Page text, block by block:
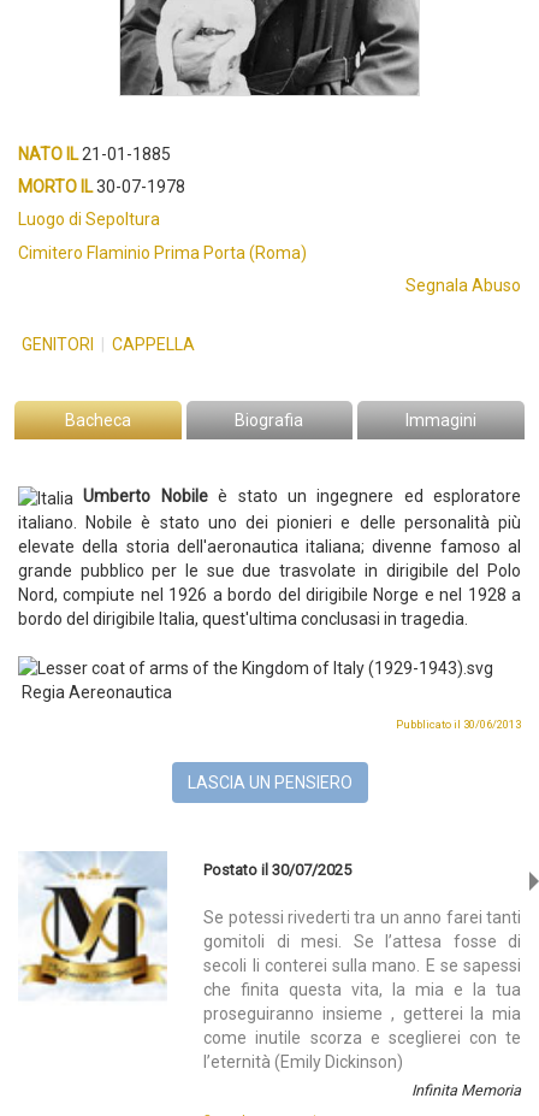
NATO IL21-01-1885
MORTO IL30-07-1978
Luogo di Sepoltura
Cimitero Flaminio Prima Porta (Roma)
Segnala Abuso
GENITORI CAPPELLA
Bacheca Biografia Immagini
Umberto Nobileè stato un ingegnere ed esploratore
italiano.
Nobile è stato uno dei pionieri e delle personalità più
elevate della storia dell'aeronautica italiana; divenne famoso al
grande pubblico per le sue due trasvolate in dirigibile del Polo
Nord,compiute nel 1926 a bordo del dirigibile Norge e nel 1928 a
bordo del dirigibile Italia, quest'ultima conclusasi in tragedia.
Regia Aereonautica
Pubblicato il 30/06/2013
LASCIA UN PENSIERO
Postato il 30/07/2025
Se potessi rivederti tra un anno farei tanti
gomitoli di mesi. Se l’attesa fosse di
secoli li conterei sulla mano. E se sapessi
che finita questa vita, la mia e la tua
proseguiranno insieme , getterei la mia
come inutile scorza e sceglierei con te
l’eternità (Emily Dickinson)
Infinita Memoria